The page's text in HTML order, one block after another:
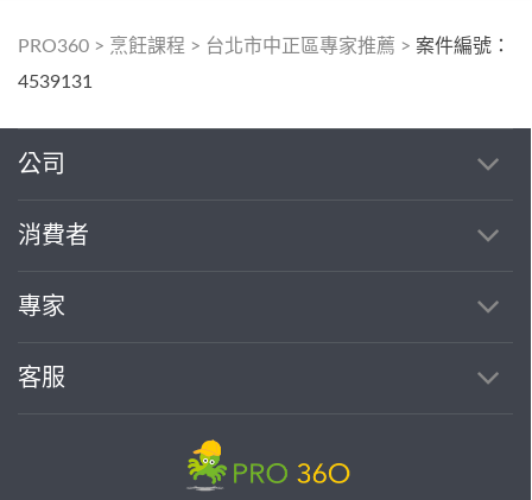
PRO360 > 烹飪課程 > 台北市中正區專家推薦 > 案件編號：
4539131
公司
消費者
專家
客服